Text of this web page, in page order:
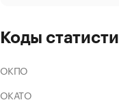
Коды
ОКПО
ОКАТО